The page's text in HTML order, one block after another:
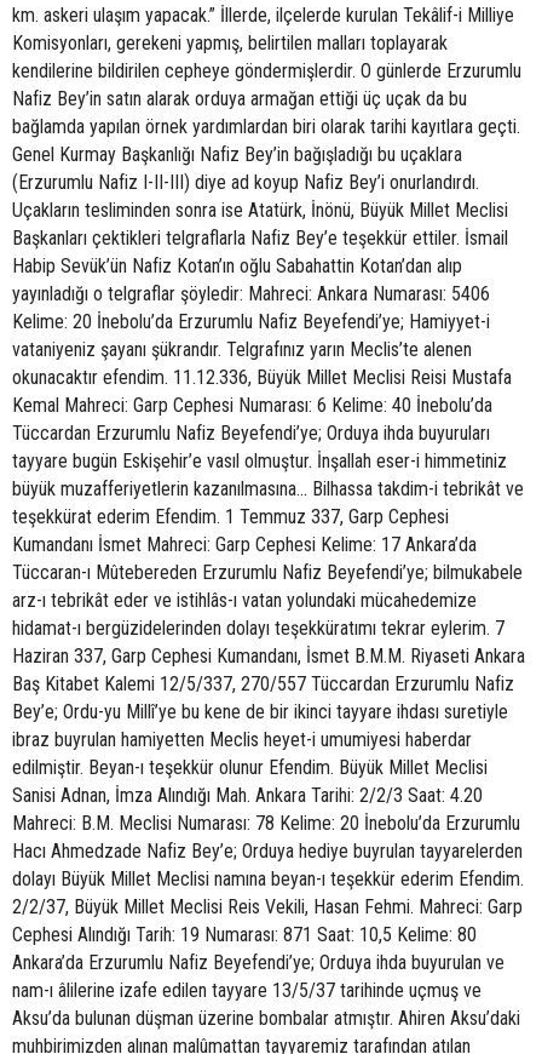
km. askeri ulaşım yapacak.” İllerde, ilçelerde kurulan Tekâlif-i Milliye
Komisyonları, gerekeni yapmış, belirtilen malları toplayarak
kendilerine bildirilen cepheye göndermişlerdir. O günlerde Erzurumlu
Nafiz Bey’in satın alarak orduya armağan ettiği üç uçak da bu
bağlamda yapılan örnek yardımlardan biri olarak tarihi kayıtlara geçti.
Genel Kurmay Başkanlığı Nafiz Bey’in bağışladığı bu uçaklara
(Erzurumlu Nafiz I-II-III) diye ad koyup Nafiz Bey’i onurlandırdı.
Uçakların tesliminden sonra ise Atatürk, İnönü, Büyük Millet Meclisi
Başkanları çektikleri telgraflarla Nafiz Bey’e teşekkür ettiler. İsmail
Habip Sevük’ün Nafiz Kotan’ın oğlu Sabahattin Kotan’dan alıp
yayınladığı o telgraflar şöyledir: Mahreci: Ankara Numarası: 5406
Kelime: 20 İnebolu’da Erzurumlu Nafiz Beyefendi’ye; Hamiyyet-i
vataniyeniz şayanı şükrandır. Telgrafınız yarın Meclis’te alenen
okunacaktır efendim. 11.12.336, Büyük Millet Meclisi Reisi Mustafa
Kemal Mahreci: Garp Cephesi Numarası: 6 Kelime: 40 İnebolu’da
Tüccardan Erzurumlu Nafiz Beyefendi’ye; Orduya ihda buyuruları
tayyare bugün Eskişehir’e vasıl olmuştur. İnşallah eser-i himmetiniz
büyük muzafferiyetlerin kazanılmasına... Bilhassa takdim-i tebrikât ve
teşekkürat ederim Efendim. 1 Temmuz 337, Garp Cephesi
Kumandanı İsmet Mahreci: Garp Cephesi Kelime: 17 Ankara’da
Tüccaran-ı Mûtebereden Erzurumlu Nafiz Beyefendi’ye; bilmukabele
arz-ı tebrikât eder ve istihlâs-ı vatan yolundaki mücahedemize
hidamat-ı bergüzidelerinden dolayı teşekküratımı tekrar eylerim. 7
Haziran 337, Garp Cephesi Kumandanı, İsmet B.M.M. Riyaseti Ankara
Baş Kitabet Kalemi 12/5/337, 270/557 Tüccardan Erzurumlu Nafiz
Bey’e; Ordu-yu Millî’ye bu kene de bir ikinci tayyare ihdası suretiyle
ibraz buyrulan hamiyetten Meclis heyet-i umumiyesi haberdar
edilmiştir. Beyan-ı teşekkür olunur Efendim. Büyük Millet Meclisi
Sanisi Adnan, İmza Alındığı Mah. Ankara Tarihi: 2/2/3 Saat: 4.20
Mahreci: B.M. Meclisi Numarası: 78 Kelime: 20 İnebolu’da Erzurumlu
Hacı Ahmedzade Nafiz Bey’e; Orduya hediye buyrulan tayyarelerden
dolayı Büyük Millet Meclisi namına beyan-ı teşekkür ederim Efendim.
2/2/37, Büyük Millet Meclisi Reis Vekili, Hasan Fehmi. Mahreci: Garp
Cephesi Alındığı Tarih: 19 Numarası: 871 Saat: 10,5 Kelime: 80
Ankara’da Erzurumlu Nafiz Beyefendi’ye; Orduya ihda buyurulan ve
nam-ı âlilerine izafe edilen tayyare 13/5/37 tarihinde uçmuş ve
Aksu’da bulunan düşman üzerine bombalar atmıştır. Ahiren Aksu’daki
muhbirimizden alınan malûmattan tayyaremiz tarafından atılan